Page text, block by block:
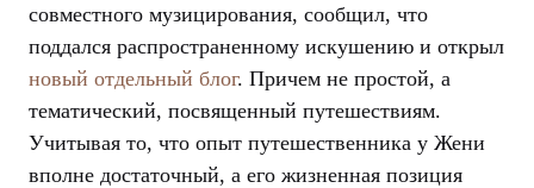
совместного музицирования, сообщил, что
поддался распространенному искушению и открыл
новый отдельный блог. Причем не простой, а
тематический, посвященный путешествиям.
Учитывая то, что опыт путешественника у Жени
вполне достаточный, а его жизненная позиция